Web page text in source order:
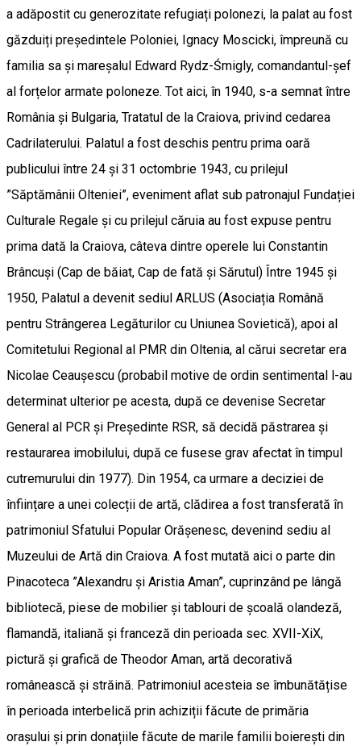
a adăpostit cu generozitate refugiați polonezi, la palat au fost
găzduiți președintele Poloniei, Ignacy Moscicki, împreună cu
familia sa și mareșalul Edward Rydz-Śmigly, comandantul-șef
al forțelor armate poloneze. Tot aici, în 1940, s-a semnat între
România și Bulgaria, Tratatul de la Craiova, privind cedarea
Cadrilaterului. Palatul a fost deschis pentru prima oară
publicului între 24 și 31 octombrie 1943, cu prilejul
”Săptămânii Olteniei”, eveniment aflat sub patronajul Fundației
Culturale Regale și cu prilejul căruia au fost expuse pentru
prima dată la Craiova, câteva dintre operele lui Constantin
Brâncuși (Cap de băiat, Cap de fată și Sărutul) Între 1945 și
1950, Palatul a devenit sediul ARLUS (Asociația Română
pentru Strângerea Legăturilor cu Uniunea Sovietică), apoi al
Comitetului Regional al PMR din Oltenia, al cărui secretar era
Nicolae Ceaușescu (probabil motive de ordin sentimental l-au
determinat ulterior pe acesta, după ce devenise Secretar
General al PCR și Președinte RSR, să decidă păstrarea și
restaurarea imobilului, după ce fusese grav afectat în timpul
cutremurului din 1977). Din 1954, ca urmare a deciziei de
înființare a unei colecții de artă, clădirea a fost transferată în
patrimoniul Sfatului Popular Orășenesc, devenind sediu al
Muzeului de Artă din Craiova. A fost mutată aici o parte din
Pinacoteca ”Alexandru și Aristia Aman”, cuprinzând pe lângă
bibliotecă, piese de mobilier și tablouri de școală olandeză,
flamandă, italiană și franceză din perioada sec. XVII-XiX,
pictură și grafică de Theodor Aman, artă decorativă
românească și străină. Patrimoniul acesteia se îmbunătățise
în perioada interbelică prin achiziții făcute de primăria
orașului și prin donațiile făcute de marile familii boierești din